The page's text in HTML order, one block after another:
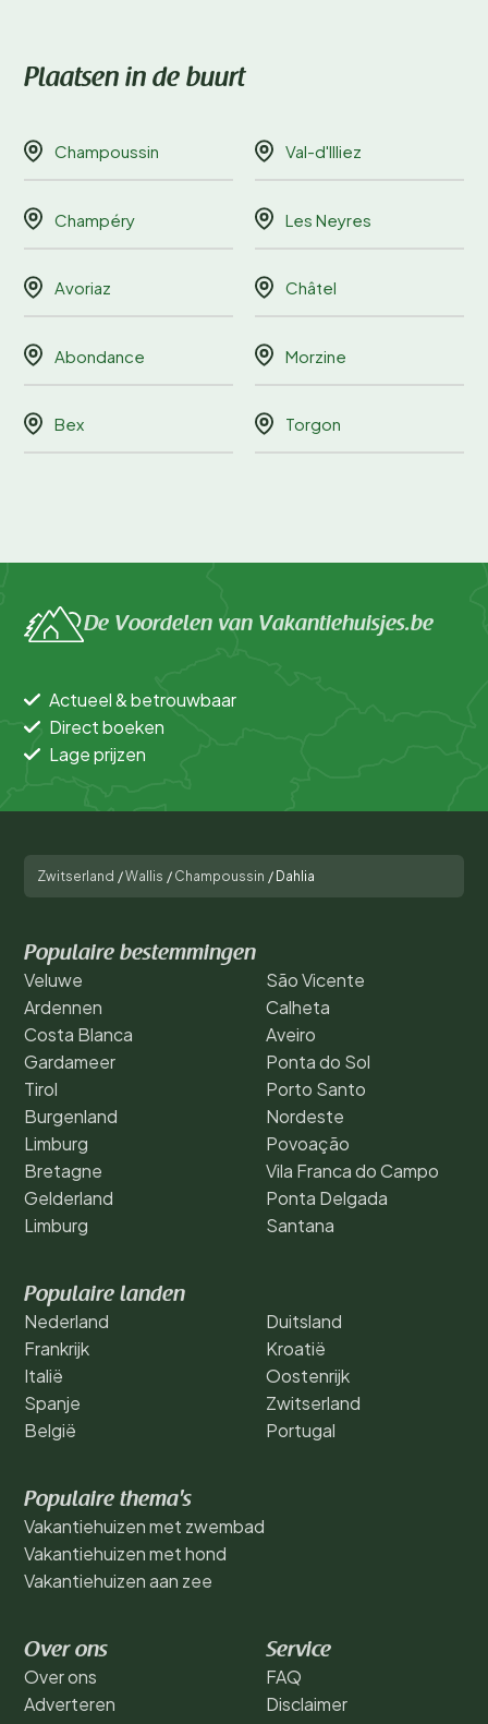
Plaatsen in de buurt
Champoussin Val-d'Illiez
Champéry Les Neyres
Avoriaz Châtel
Abondance Morzine
Bex Torgon
De Voordelen van Vakantiehuisjes.be
Actueel & betrouwbaar
Direct boeken
Lage prijzen
Zwitserland /Wallis / Champoussin / Dahlia
Populaire bestemmingen
Veluwe
Ardennen
Costa Blanca
Gardameer
Tirol
Burgenland
Limburg
Bretagne
Gelderland
Limburg
São Vicente
Calheta
Aveiro
Ponta do Sol
Porto Santo
Nordeste
Povoação
Vila Franca do Campo
Ponta Delgada
Santana
Populaire landen
Nederland
Frankrijk
Italië
Spanje
België
Duitsland
Kroatië
Oostenrijk
Zwitserland
Portugal
Populaire thema's
Vakantiehuizen met zwembad
Vakantiehuizen met hond
Vakantiehuizen aan zee
Over ons
Over ons
Adverteren
Service
FAQ
Disclaimer